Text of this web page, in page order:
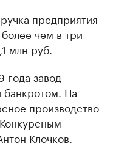
предприятия
чем в три
млн руб.
года завод
банкротом. На
производство
Клочков.